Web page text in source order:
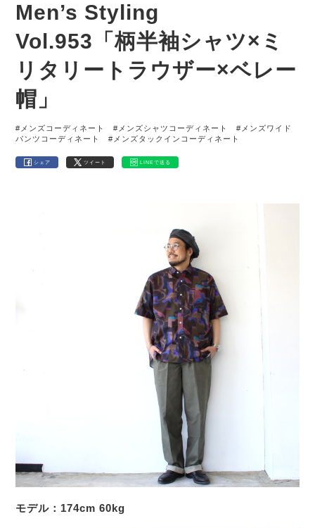
Men’s Styling
Vol.953「柄半袖シャツ×ミ
リタリートラウザー×ベレー
帽」
#メンズコーディネート #メンズシャツコーディネート
#メンズワイド
パンツコーディネート
#メンズタックインコーディネート
シェア ツイート LINEで送る
モデル：174cm 60kg